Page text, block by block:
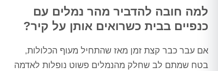
למה חובה להדביר מהר נמלים עם
כנפיים בבית כשרואים אותן על קיר?
אם עבר כבר קצת זמן מאז שהתחיל מעוף הכלולות,
בטח שמתם לב שחלק מהנמלים פשוט נופלות לאדמה